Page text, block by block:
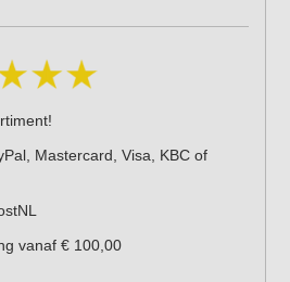
Mastercard, Visa, KBC of
vanaf € 100,00